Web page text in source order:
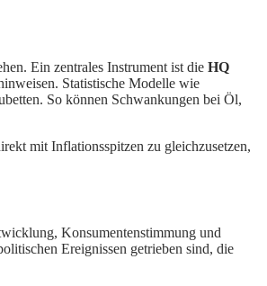
Ein zentrales Instrument ist die HQ
Statistische Modelle wie
So können Schwankungen bei Öl,
mit Inflationsspitzen zu gleichzusetzen,
Konsumentenstimmung und
Ereignissen getrieben sind, die